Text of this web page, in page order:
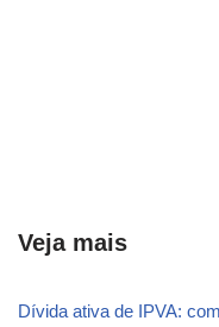
Veja mais
Dívida ativa de IPVA: